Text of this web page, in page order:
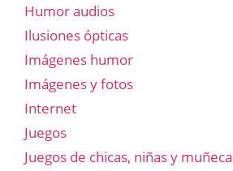
Humor audios
Ilusiones ópticas
Imágenes humor
Imágenes y fotos
Internet
Juegos
Juegos de chicas, niñas y